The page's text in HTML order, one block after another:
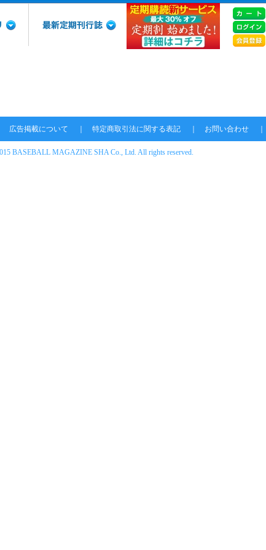
広告掲載について｜特定商取引法に関する表記｜お問い合わせ｜
BASEBALL MAGAZINE SHA Co., Ltd. All rights reserved.